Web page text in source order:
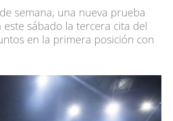
semana, una nueva prueba
sábado la tercera cita del
en la primera posición con